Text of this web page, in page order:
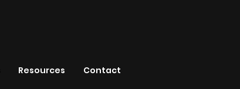
Resources Contact